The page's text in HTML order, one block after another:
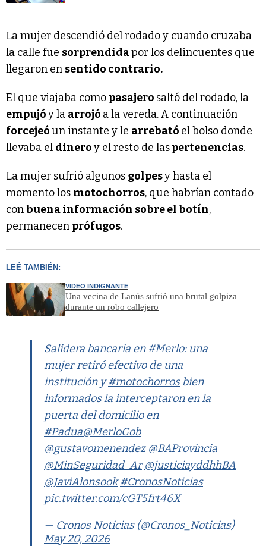
La mujer descendió del rodado y cuando cruzaba
la calle fue sorprendidapor los delincuentes que
llegaron en sentido contrario.
El que viajaba como pasajero saltó del rodado, la
empujóy la arrojó a la vereda. A continuación
forcejeóun instante y le arrebató el bolso donde
llevaba el dineroy el resto de laspertenencias.
La mujer sufrió algunos golpesy hasta el
momento los motochorros, que habrían contado
conbuena información sobre el botín,
permanecen prófugos.
LEÉ TAMBIÉN:
VIDEO INDIGNANTE
Una vecina de Lanús sufrió una brutal golpiza
durante un robo callejero
Salidera bancaria en #Merlo: una
mujer retiró efectivo de una
institución y#motochorrosbien
informados la interceptaron en la
puerta del domicilio en
#Padua@MerloGob
@gustavomenendez @BAProvincia
@MinSeguridad_Ar @justiciayddhhBA
@JaviAlonsook #CronosNoticias
pic.twitter.com/cGT5frt46X
— Cronos Noticias (@Cronos_Noticias)
May 20, 2026